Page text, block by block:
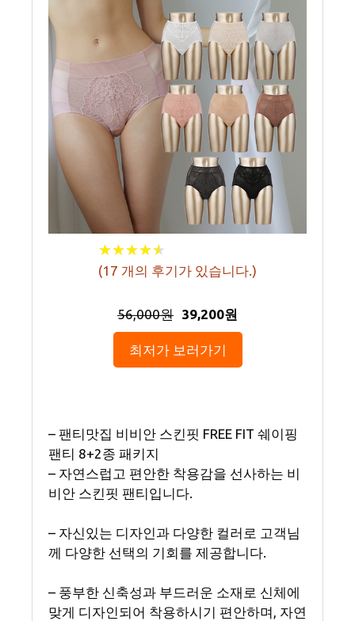
★★★★★
★★★★★
(17 개의 후기가 있습니다.)
56,000원 39,200원
최저가 보러가기
– 팬티맛집 비비안 스킨핏 FREE FIT 쉐이핑
팬티 8+2종 패키지
– 자연스럽고 편안한 착용감을 선사하는 비
비안 스킨핏 팬티입니다.
– 자신있는 디자인과 다양한 컬러로 고객님
께 다양한 선택의 기회를 제공합니다.
– 풍부한 신축성과 부드러운 소재로 신체에
맞게 디자인되어 착용하시기 편안하며, 자연